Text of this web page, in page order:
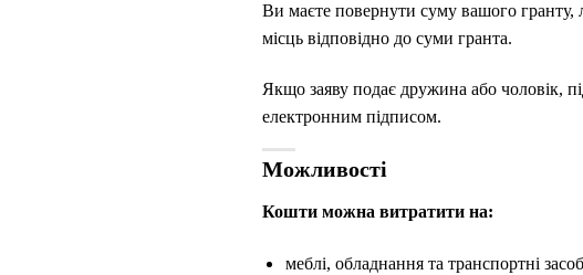
Ви маєте повернути суму вашого гранту,
місць відповідно до суми гранта.
Якщо заяву подає дружина або чоловік,
електронним підписом.
Можливості
Кошти можна витратити на:
меблі, обладнання та транспортні